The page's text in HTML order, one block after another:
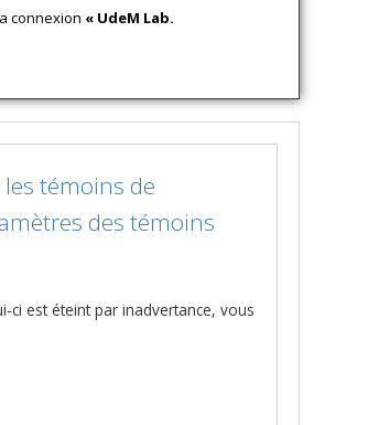
connexion « UdeM Lab.
témoins de
des témoins
est éteint par inadvertance, vous